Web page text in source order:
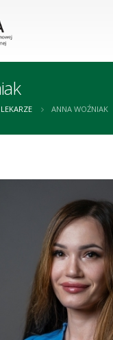
LEKARZE ANNA WOŹNIAK